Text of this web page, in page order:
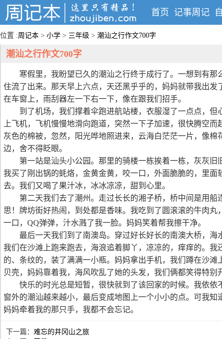
首页 记事周记
位置 :周记本 > 小学 > 三年级 > 潮汕之行作文700字
潮汕之行作文700字
寒假里，我盼望已久的潮汕之行终于成行了。一想到有那
住流了出来。那天早上六点，天还黑乎乎的，妈妈就带我出发
在车窗上，雨刮器左一下右一下，像在跟我们招手。
到了机场，我们撑着伞跑进航站楼，衣服湿了一点点，但
上飞机，飞机慢慢地滑向跑道，突然一下子加速，很快腾空
灰色的棉被，忽然，阳光哗地照进来，云海白茫茫一片，像棉
边，舍不得眨眼。
第一站是汕头小公园。那里的骑楼一栋挨着一栋，灰灰旧
我买了刚出锅的蚝烙，金黄金黄，咬一口，外面脆脆的，里面
去。我们又喝了果汁冰，冰冰凉凉，甜到心里。
第二天我们去了潮州。走过长长的湘子桥，桥中间是用船
思！牌坊街好热闹，到处都是香味。我吃到了圆滚滚的牛肉丸
一口，QQ弹弹，汁水溅了我一脸。妈妈笑着帮我擦干净。
最后一天我们到了南澳岛。穿过好长好长的南澳大桥，海
我们在沙滩上跑来跑去，海浪追着脚丫，凉凉的，痒痒的。我
的、条纹的，装了满满一小瓶。妈妈拿出手机，我们蹲在沙滩
贝壳，妈妈靠着我，海风吹乱了她的头发，我们俩都笑得特别
快乐的时光总是短暂，很快就到了该回家的时候。我依依
窗外的潮汕越来越小，最后变成地图上一个小小的点。可我知
妈妈牵着我的那只手，我都不会忘记。
下一篇： 难忘的井冈山之旅